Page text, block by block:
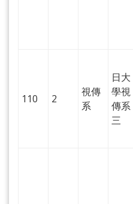
110 2
視傳
系
日大
學視
傳系
三